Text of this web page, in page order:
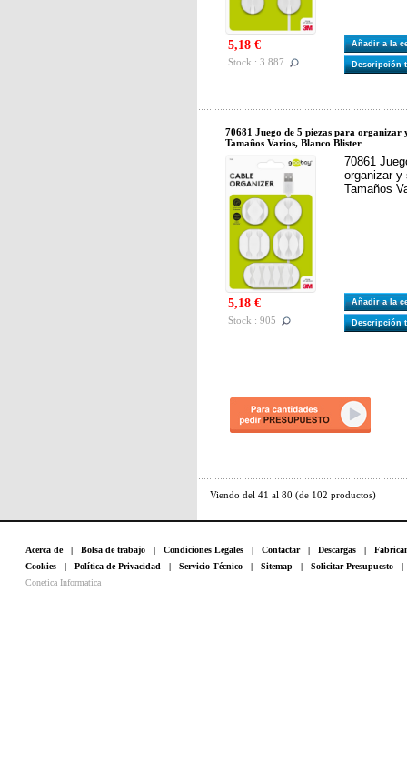
5,18 €
Stock : 3.887
Añadir a la
Descripción
70681 Juego de 5 piezas para organizar
Tamaños Varios, Blanco Blister
70861
organizar y
Tamaños
5,18 €
Stock : 905
Añadir a la
Descripción
Viendo del 41 al 80 (de 102 productos)
Acerca de| Bolsa de trabajo | Condiciones Legales | Contactar| Descargas |
Cookies | Política de Privacidad | Servicio Técnico | Sitemap | Solicitar Presupuesto
Conetica Informatica